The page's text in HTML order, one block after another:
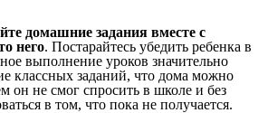
домашние задания вместе с
него. Постарайтесь убедить ребенка в
выполнение уроков значительно
классных заданий, что дома можно
он не смог спросить в школе и без
в том, что пока не получается.